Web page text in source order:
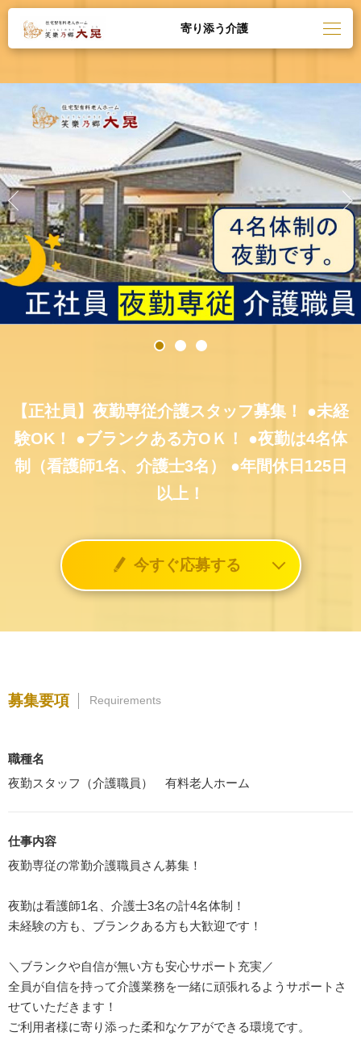
寄り添う介護
【正社員】夜勤専従介護スタッフ募集！
●未経
験OK！
●ブランクある方OＫ！
●夜勤は4名体
制（看護師1名、介護士3名）
●年間休日125日
以上！
今すぐ応募する
募集要項 Requirements
職種名
夜勤スタッフ（介護職員） 有料老人ホーム
仕事内容
夜勤専従の常勤介護職員さん募集！
夜勤は看護師1名、介護士3名の計4名体制！
未経験の方も、ブランクある方も大歓迎です！
＼ブランクや自信が無い方も安心サポート充実／
全員が自信を持って介護業務を一緒に頑張れるようサポートさ
せていただきます！
ご利用者様に寄り添った柔和なケアができる環境です。